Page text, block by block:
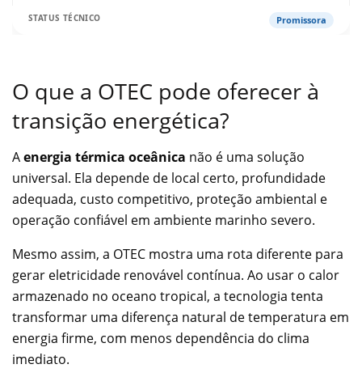
Promissora
O que a OTEC pode oferecer à
transição energética?
Aenergia térmica oceânica não é uma solução
universal. Ela depende de local certo, profundidade
adequada, custo competitivo, proteção ambiental e
operação confiável em ambiente marinho severo.
Mesmo assim, a OTEC mostra uma rota diferente para
gerar eletricidade renovável contínua. Ao usar o calor
armazenado no oceano tropical, a tecnologia tenta
transformar uma diferença natural de temperatura em
energia firme, com menos dependência do clima
imediato.